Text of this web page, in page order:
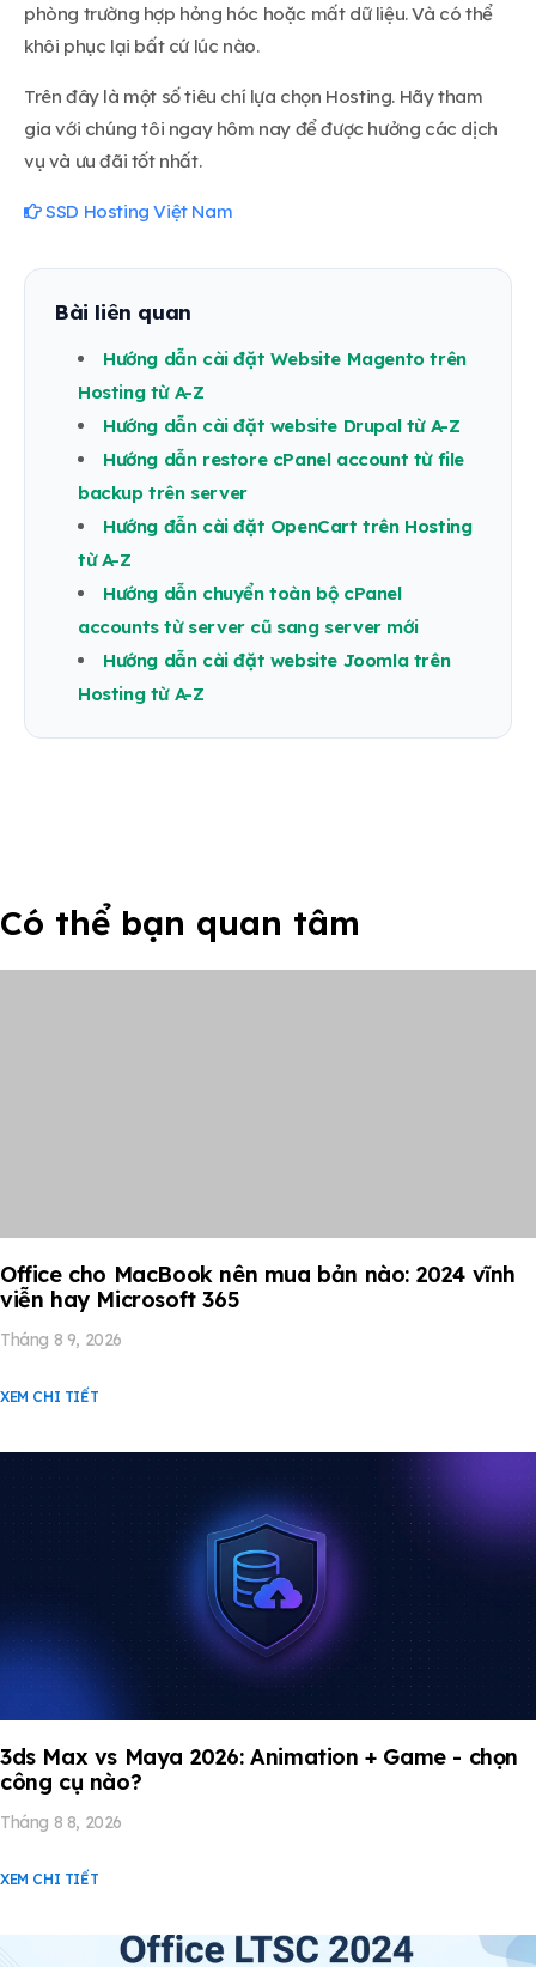
phòng trường hợp hỏng hóc hoặc mất dữ liệu. Và có thể
khôi phục lại bất cứ lúc nào.
Trên đây là một số tiêu chí lựa chọn Hosting. Hãy tham
gia với chúng tôi ngay hôm nay để được hưởng các dịch
vụ và ưu đãi tốt nhất.
SSD Hosting Việt Nam
Bài liên quan
Hướng dẫn cài đặt Website Magento trên
Hosting từ A-Z
Hướng dẫn cài đặt website Drupal từ A-Z
Hướng dẫn restore cPanel account từ file
backup trên server
Hướng đẫn cài đặt OpenCart trên Hosting
từ A-Z
Hướng dẫn chuyển toàn bộ cPanel
accounts từ server cũ sang server mới
Hướng dẫn cài đặt website Joomla trên
Hosting từ A-Z
Có thể bạn quan tâm
Office cho MacBook nên mua bản nào: 2024 vĩnh
viễn hay Microsoft 365
Tháng 8 9, 2026
XEM CHI TIẾT
3ds Max vs Maya 2026: Animation + Game - chọn
công cụ nào?
Tháng 8 8, 2026
XEM CHI TIẾT